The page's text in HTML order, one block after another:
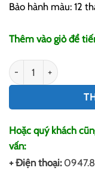
Bảo hành màu: 12
Thêm vào giỏ để
In Băng Rôn
Hoặc quý khách
vấn:
+ Điện thoại: